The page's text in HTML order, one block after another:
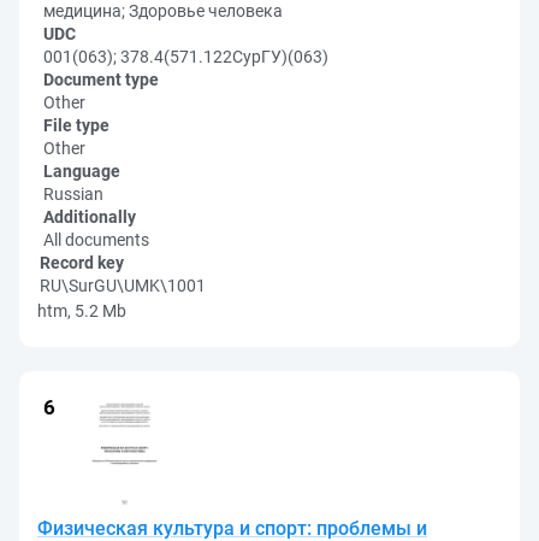
медицина; Здоровье человека
UDC
001(063); 378.4(571.122СурГУ)(063)
Document type
Other
File type
Other
Language
Russian
Additionally
All documents
Record key
RU\SurGU\UMK\1001
htm, 5.2 Mb
Физическая культура и спорт: проблемы и